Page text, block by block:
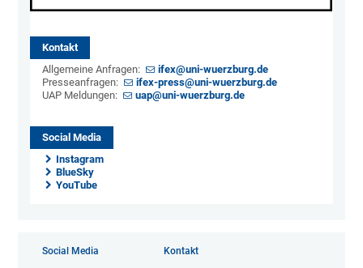
Kontakt
Allgemeine Anfragen:
ifex@uni-wuerzburg.de
Presseanfragen:
ifex-press@uni-wuerzburg.de
UAP Meldungen:
uap@uni-wuerzburg.de
Social Media
Instagram
BlueSky
YouTube
Social Media Kontakt